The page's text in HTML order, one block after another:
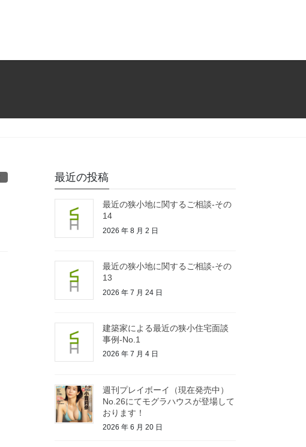
最近の投稿
最近の狭小地に関するご相談-その
14
2026 年 8 月 2 日
最近の狭小地に関するご相談-その
13
2026 年 7 月 24 日
建築家による最近の狭小住宅面談
事例-No.1
2026 年 7 月 4 日
週刊プレイボーイ（現在発売中）
No.26にてモグラハウスが登場して
おります！
2026 年 6 月 20 日